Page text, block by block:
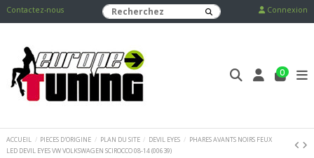
Contactez-nous Connexion
0
ACCUEIL PIECES D'ORIGINE PLAN DU SITE DEVIL EYES
PHARES AVANTS NOIRS FEUX
LED DEVIL EYES VW VOLKSWAGEN SCIROCCO 08-14 (00639)